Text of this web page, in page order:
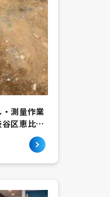
測量作業
谷区恵比寿